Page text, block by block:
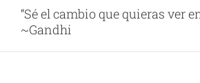
“Sé el cambio que quieras ver
~Gandhi